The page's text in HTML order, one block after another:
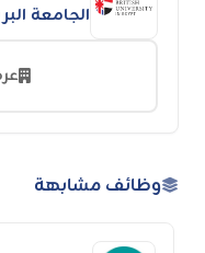
الجامعة
وظائف مشابهة